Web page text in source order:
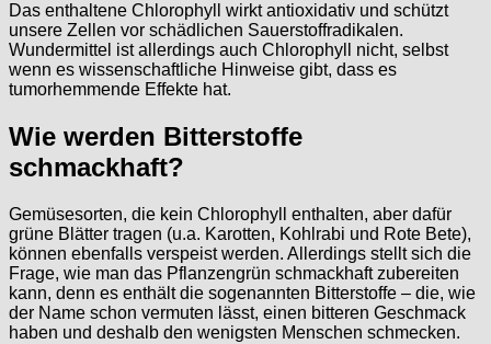
Das enthaltene Chlorophyll wirkt antioxidativ und schützt
unsere Zellen vor schädlichen Sauerstoffradikalen.
Wundermittel ist allerdings auch Chlorophyll nicht, selbst
wenn es wissenschaftliche Hinweise gibt, dass es
tumorhemmende Effekte hat.
Wie werden Bitterstoffe
schmackhaft?
Gemüsesorten, die kein Chlorophyll enthalten, aber dafür
grüne Blätter tragen (u.a. Karotten, Kohlrabi und Rote Bete),
können ebenfalls verspeist werden. Allerdings stellt sich die
Frage, wie man das Pflanzengrün schmackhaft zubereiten
kann, denn es enthält die sogenannten Bitterstoffe – die, wie
der Name schon vermuten lässt, einen bitteren Geschmack
haben und deshalb den wenigsten Menschen schmecken.